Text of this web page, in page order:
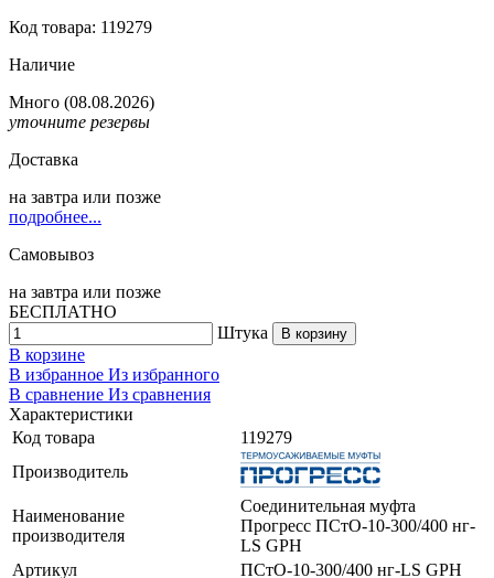
Код товара: 119279
Наличие
Много (08.08.2026)
уточните резервы
Доставка
на завтра или позже
подробнее...
Самовывоз
на завтра или позже
БЕСПЛАТНО
Штука
В корзину
В корзине
В избранное Из избранного
В сравнение Из сравнения
Характеристики
Код товара
119279
Производитель
Наименование
производителя
Соединительная муфта
Прогресс ПСтО-10-300/400 нг-
LS GPH
Артикул
ПСтО-10-300/400 нг-LS GPH